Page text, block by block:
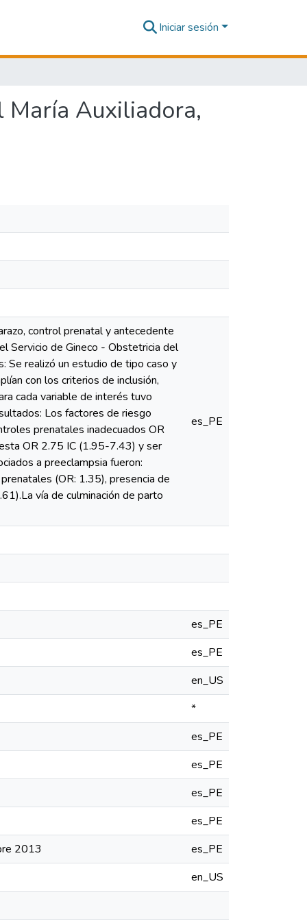
Iniciar sesión
María Auxiliadora,
control prenatal y antecedente
Servicio de Gineco - Obstetricia del
realizó un estudio de tipo caso y
con los criterios de inclusión,
cada variable de interés tuvo
Los factores de riesgo
prenatales inadecuados OR
OR 2.75 IC (1.95-7.43) y ser
a preeclampsia fueron:
(OR: 1.35), presencia de
vía de culminación de parto
es_PE
es_PE
es_PE
en_US
*
es_PE
es_PE
es_PE
es_PE
2013
es_PE
en_US